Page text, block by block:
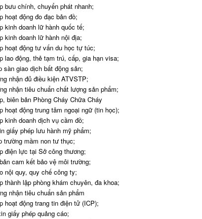
bưu chính, chuyển phát nhanh;
hoạt động đo đạc bản đồ;
kinh doanh lữ hành quốc tế;
kinh doanh lữ hành nội địa;
hoạt động tư vấn du học tự túc;
lao động, thẻ tạm trú, cấp, gia hạn visa;
sàn giao dịch bất động sản;
nhận đủ điều kiện ATVSTP;
nhận tiêu chuẩn chất lượng sản phẩm;
biên bản Phòng Cháy Chữa Cháy
hoạt động trung tâm ngoại ngữ (tin học);
kinh doanh dịch vụ cầm đồ;
giấy phép lưu hành mỹ phẩm;
trường mầm non tư thục;
điện lực tại Sở công thương;
cam kết bảo vệ môi trường;
nội quy, quy chế công ty;
thành lập phòng khám chuyên, đa khoa;
nhận tiêu chuẩn sản phẩm
hoạt động trang tin điện tử (ICP);
giấy phép quảng cáo;